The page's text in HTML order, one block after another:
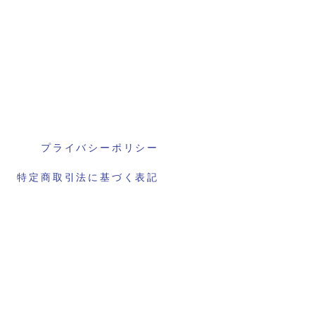
プライバシーポリシー
特定商取引法に基づく表記